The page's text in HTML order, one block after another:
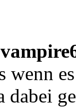
wenn
dabei